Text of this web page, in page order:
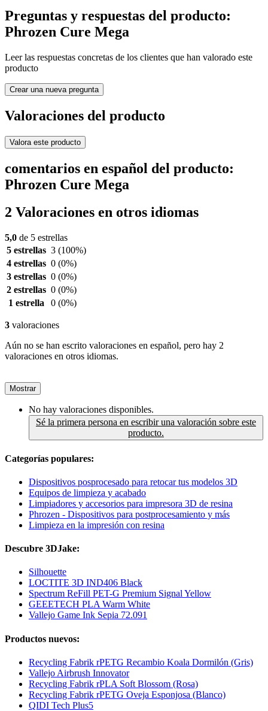
Preguntas y respuestas del producto:
Phrozen Cure Mega
Leer las respuestas concretas de los clientes que han valorado este
producto
Crear una nueva pregunta
Valoraciones del producto
Valora este producto
comentarios en español del producto:
Phrozen Cure Mega
2 Valoraciones en otros idiomas
5,0 de 5 estrellas
5 estrellas 3 (100%)
4 estrellas 0 (0%)
3 estrellas 0 (0%)
2 estrellas 0 (0%)
1 estrella
0 (0%)
3 valoraciones
Aún no se han escrito valoraciones en español, pero hay 2
valoraciones en otros idiomas.
Mostrar
No hay valoraciones disponibles.
Sé la primera persona en escribir una valoración sobre este
producto.
Categorías populares:
Dispositivos posprocesado para retocar tus modelos 3D
Equipos de limpieza y acabado
Limpiadores y accesorios para impresora 3D de resina
Phrozen - Dispositivos para postprocesamiento y más
Limpieza en la impresión con resina
Descubre 3DJake:
Silhouette
LOCTITE 3D IND406 Black
Spectrum ReFill PET-G Premium Signal Yellow
GEEETECH PLA Warm White
Vallejo Game Ink Sepia 72.091
Productos nuevos:
Recycling Fabrik rPETG Recambio Koala Dormilón (Gris)
Vallejo Airbrush Innovator
Recycling Fabrik rPLA Soft Blossom (Rosa)
Recycling Fabrik rPETG Oveja Esponjosa (Blanco)
QIDI Tech Plus5